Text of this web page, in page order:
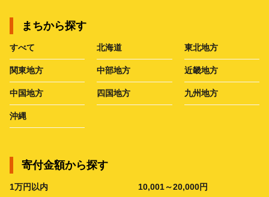
まちから探す
すべて 北海道 東北地方
関東地方 中部地方 近畿地方
中国地方 四国地方 九州地方
沖縄
寄付金額から探す
1万円以内 10,001～20,000円